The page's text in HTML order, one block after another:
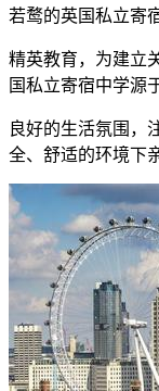
若鹜的英国私立寄
精英教育，为建立
国私立寄宿中学源
良好的生活氛围，
全、舒适的环境下